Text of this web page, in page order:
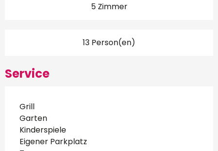
5 Zimmer
13 Person(en)
Service
Grill
Garten
Kinderspiele
Eigener Parkplatz